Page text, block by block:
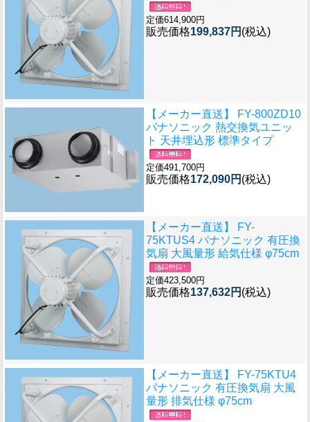
定価614,900円
販売価格199,837円 (税込)
【メーカー直送】 FY-800ZD10
パナソニック 熱交換気ユニッ
ト 天井埋込形 標準タイプ
定価491,700円
販売価格172,090円 (税込)
【メーカー直送】 FY-
75KTUS4 パナソニック 有圧換
気扇 大風量形 給気仕様 φ75cm
定価423,500円
販売価格137,632円 (税込)
【メーカー直送】 FY-75KTU4
パナソニック 有圧換気扇 大風
量形 排気仕様 φ75cm